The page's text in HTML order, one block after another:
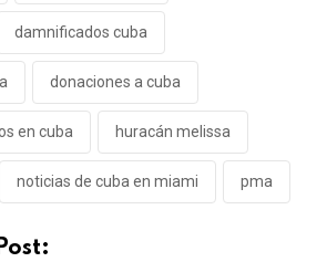
damnificados cuba
donaciones a cuba
en cuba huracán melissa
noticias de cuba en miami pma